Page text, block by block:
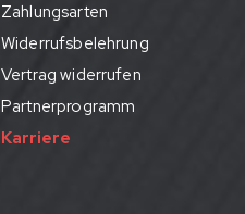
Zahlungsarten
Widerrufsbelehrung
Vertrag widerrufen
Partnerprogramm
Karriere